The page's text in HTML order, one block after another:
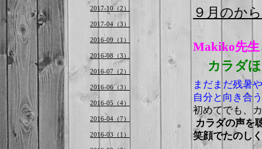
９月のか
Makiko先生
カラダ
まだまだ残暑
自分と向き合
初めてでも、
カラダの声を
笑顔でたのし
2017-10（2）
2017-04（3）
2016-09（1）
2016-08（3）
2016-07（2）
2016-06（3）
2016-05（4）
2016-04（7）
2016-03（1）